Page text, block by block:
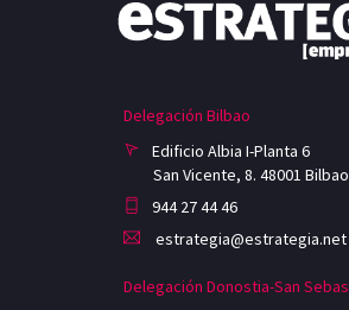
Delegación Bilbao
Edificio Albia I-Planta 6
San Vicente, 8. 48001 Bilbao
944 27 44 46
estrategia@estrategia.net
Delegación Donostia-San